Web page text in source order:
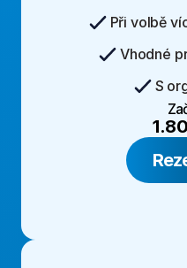
S
Vhodné
Při volbě